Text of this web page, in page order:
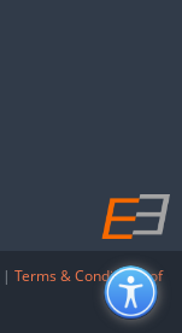
| Terms & Conditions of